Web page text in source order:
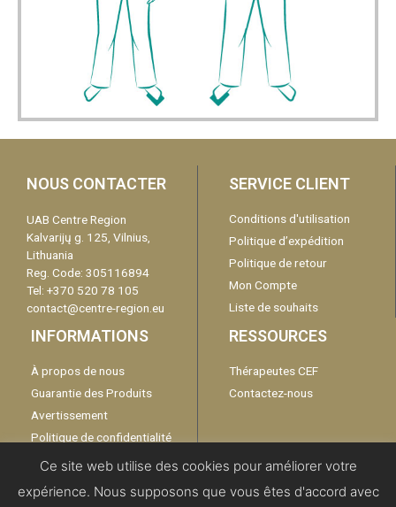
NOUS CONTACTER
UAB Centre Region
Kalvarijų g. 125, Vilnius,
Lithuania
Reg. Code: 305116894
Tel: +370 520 78 105
contact@centre-region.eu
SERVICE CLIENT
Conditions d'utilisation
Politique d’expédition
Politique de retour
Mon Compte
Liste de souhaits
INFORMATIONS
À propos de nous
Guarantie des Produits
Avertissement
Politique de confidentialité
Catalogue
RESSOURCES
Thérapeutes CEF
Contactez-nous
Ce site web utilise des cookies pour améliorer votre
expérience. Nous supposons que vous êtes d'accord avec